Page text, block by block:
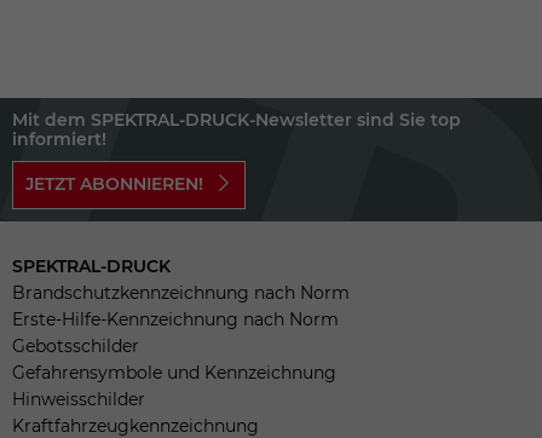
Mit dem SPEKTRAL-DRUCK-Newsletter sind Sie top
informiert!
JETZT ABONNIEREN!
SPEKTRAL-DRUCK
Brandschutzkennzeichnung nach Norm
Erste-Hilfe-Kennzeichnung nach Norm
Gebotsschilder
Gefahrensymbole und Kennzeichnung
Hinweisschilder
Kraftfahrzeugkennzeichnung